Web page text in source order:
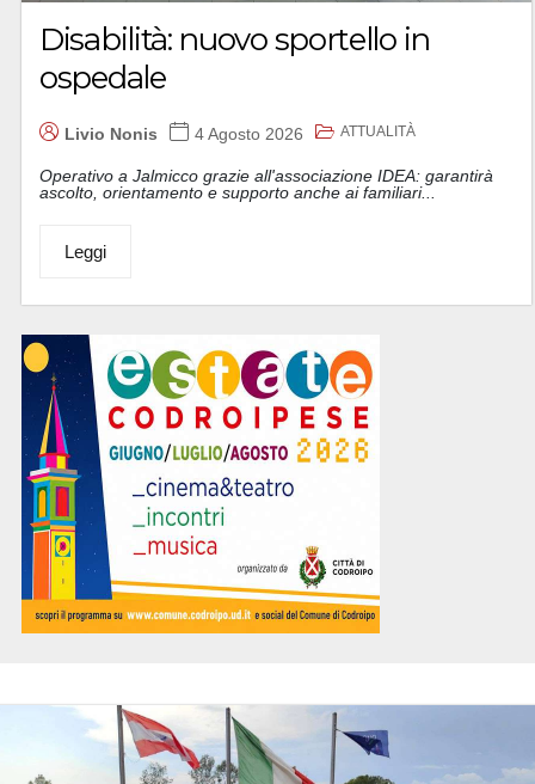
Disabilità: nuovo sportello in
ospedale
Livio Nonis 4 Agosto 2026 ATTUALITÀ
Operativo a Jalmicco grazie all'associazione IDEA: garantirà
ascolto, orientamento e supporto anche ai familiari...
Leggi